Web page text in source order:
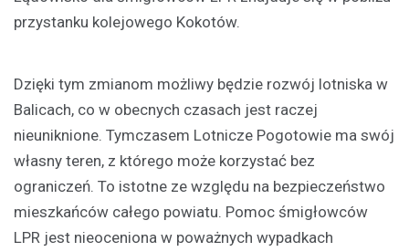
przystanku kolejowego Kokotów.
Dzięki tym zmianom możliwy będzie rozwój lotniska w
Balicach, co w obecnych czasach jest raczej
nieuniknione. Tymczasem Lotnicze Pogotowie ma swój
własny teren, z którego może korzystać bez
ograniczeń. To istotne ze względu na bezpieczeństwo
mieszkańców całego powiatu. Pomoc śmigłowców
LPR jest nieoceniona w poważnych wypadkach